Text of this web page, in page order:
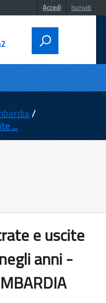
Accedi Iscriviti
...
e uscite
anni -